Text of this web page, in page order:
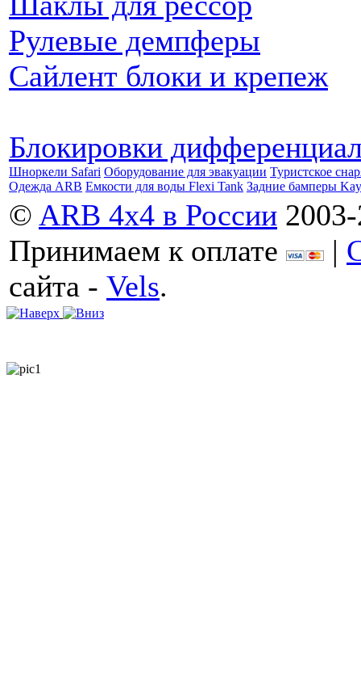
Рулевые демпферы
Сайлент блоки и крепеж
Блокировки
Шноркели Safari Оборудование для эвакуации Туристское
Одежда ARB Емкости для воды Flexi Tank Задние бамперы
© ARB 4x4 в России
Принимаем к оплате
|
сайта - Vels.